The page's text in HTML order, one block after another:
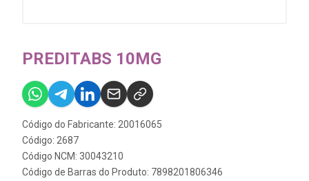
PREDITABS 10MG
Código do Fabricante: 20016065
Código: 2687
Código NCM: 30043210
Código de Barras do Produto: 7898201806346